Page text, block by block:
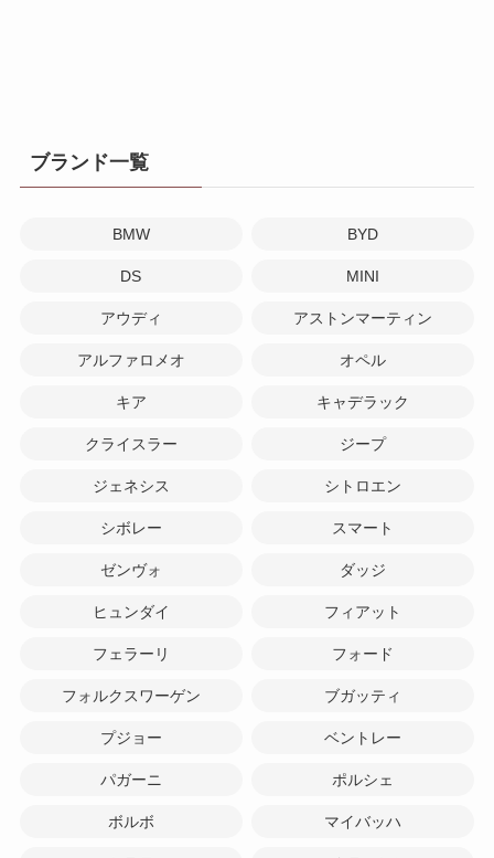
ブランド一覧
BMW BYD
DS MINI
アウディ アストンマーティン
アルファロメオ オペル
キア キャデラック
クライスラー ジープ
ジェネシス シトロエン
シボレー スマート
ゼンヴォ ダッジ
ヒュンダイ フィアット
フェラーリ フォード
フォルクスワーゲン ブガッティ
プジョー ベントレー
パガーニ ポルシェ
ボルボ マイバッハ